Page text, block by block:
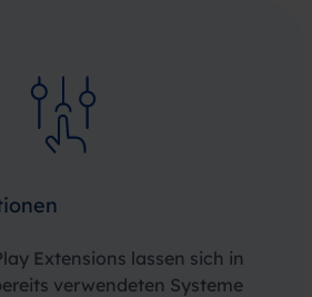
Extensions lassen sich in
verwendeten Systeme